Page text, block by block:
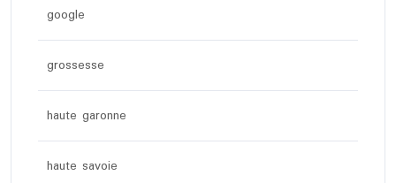
google
grossesse
haute garonne
haute savoie